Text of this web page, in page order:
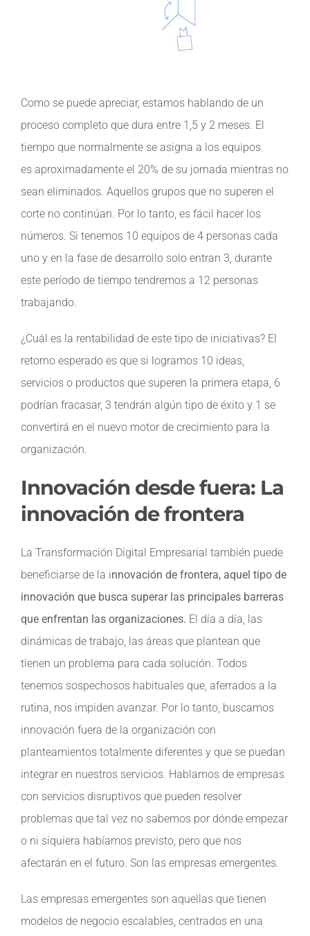
Como se puede apreciar, estamos hablando de un
proceso completo que dura entre 1,5 y 2 meses. El
tiempo que normalmente se asigna a los equipos
es aproximadamente el 20% de su jornada mientras no
sean eliminados. Aquellos grupos que no superen el
corte no continúan. Por lo tanto, es fácil hacer los
números. Si tenemos 10 equipos de 4 personas cada
uno y en la fase de desarrollo solo entran 3, durante
este período de tiempo tendremos a 12 personas
trabajando.
¿Cuál es la rentabilidad de este tipo de iniciativas? El
retorno esperado es que si logramos 10 ideas,
servicios o productos que superen la primera etapa, 6
podrían fracasar, 3 tendrán algún tipo de éxito y 1 se
convertirá en el nuevo motor de crecimiento para la
organización.
Innovación desde fuera: La
innovación de frontera
La Transformación Digital Empresarial también puede
beneficiarse de la innovación de frontera, aquel tipo de
innovación que busca superar las principales barreras
que enfrentan las organizaciones. El día a día, las
dinámicas de trabajo, las áreas que plantean que
tienen un problema para cada solución. Todos
tenemos sospechosos habituales que, aferrados a la
rutina, nos impiden avanzar. Por lo tanto, buscamos
innovación fuera de la organización con
planteamientos totalmente diferentes y que se puedan
integrar en nuestros servicios. Hablamos de empresas
con servicios disruptivos que pueden resolver
problemas que tal vez no sabemos por dónde empezar
o ni siquiera habíamos previsto, pero que nos
afectarán en el futuro. Son las empresas emergentes.
Las empresas emergentes son aquellas que tienen
modelos de negocio escalables, centrados en una